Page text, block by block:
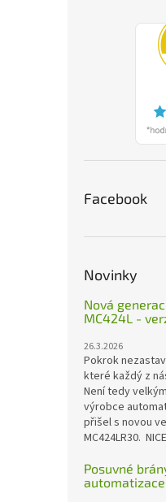
Facebook
Novinky
Nová
MC424L -
26.3.2026
Pokrok
které každý z
Není tedy
výrobce
přišel s novou
MC424LR30.
Posuvné
automatizace